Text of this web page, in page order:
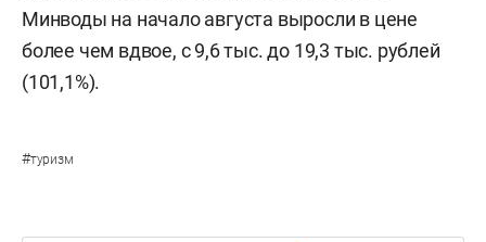
Минводы на начало августа выросли в цене
более чем вдвое, с 9,6 тыс. до 19,3 тыс. рублей
(101,1%).
#туризм